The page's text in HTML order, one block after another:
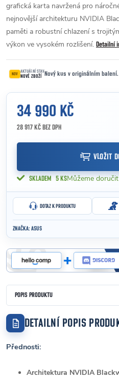
grafická karta navržená pro
nejnovější architekturu NVIDIA
paměti a robustní chlazení s
výkon ve vysokém rozlišení. Detailní
NOV AKTUÁLNÍ STAV
NOVÉ ZBOŽÍ Nový kus v originálním balení.
34 990 KČ
28 917 KČ BEZ DPH
VLOŽIT
SKLADEM 5 KS
DOTAZ K PRODUKTU
ZNAČKA: ASUS
POPIS PRODUKTU
DETAILNÍ POPIS
Přednosti:
Architektura NVIDIA